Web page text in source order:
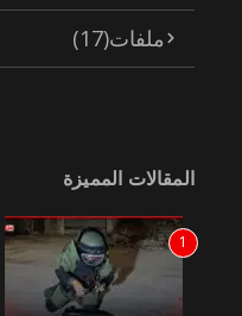
ملفات(17)
المقالات المميزة
1